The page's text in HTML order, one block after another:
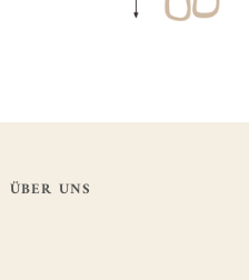
ÜBER UNS